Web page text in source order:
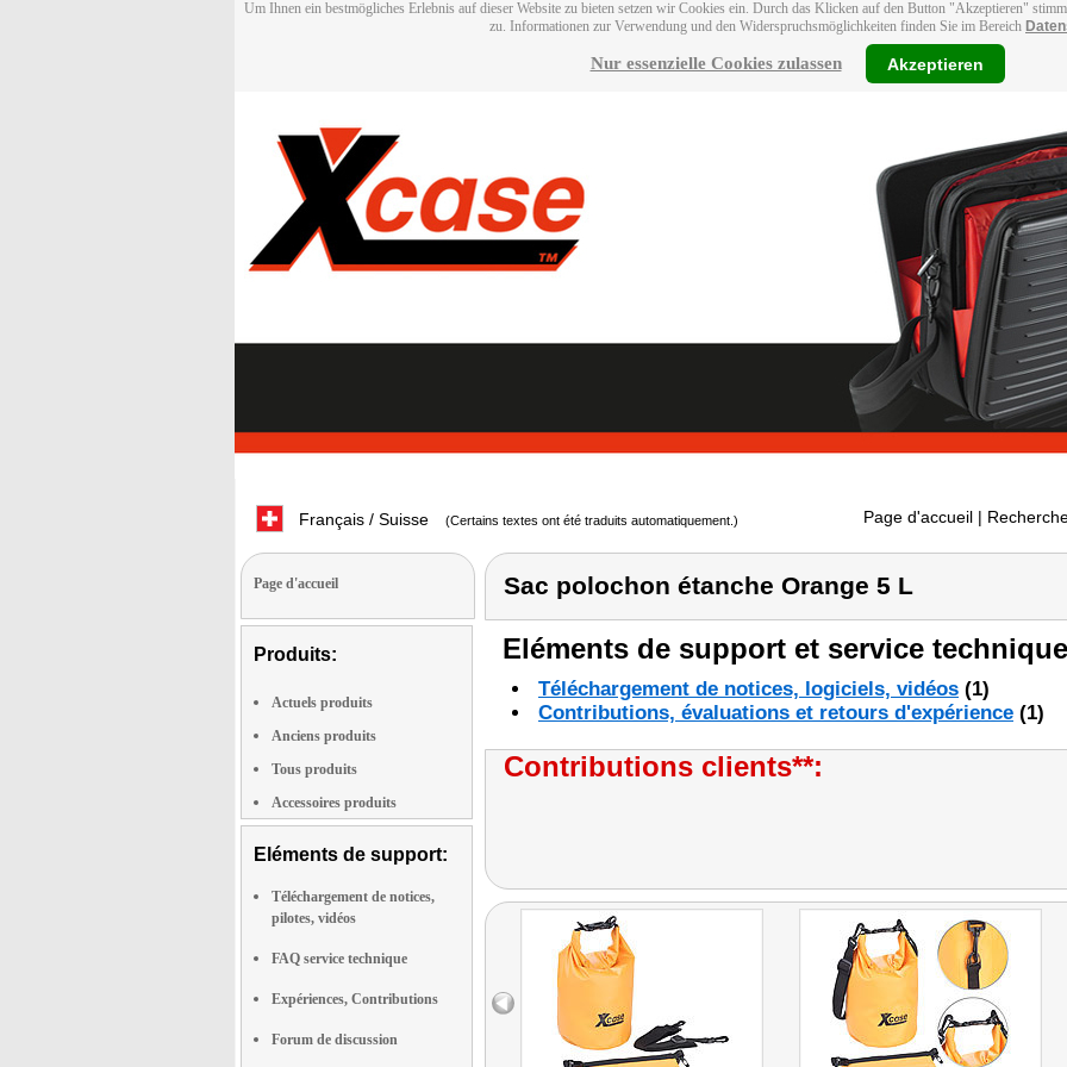
Um Ihnen ein bestmögliches Erlebnis auf dieser Website zu bieten setzen wir Cookies ein. Durch das Klicken auf den Button "Akzeptieren"
zu. Informationen zur Verwendung und den Widerspruchsmöglichkeiten finden Sie im Bereich
Nur essenzielle Cookies zulassen Akzeptieren
Français / Suisse (Certains textes ont été traduits automatiquement.) Page d'accueil |
Page d'accueil
Produits:
Actuels produits
Anciens produits
Tous produits
Accessoires produits
Eléments de support:
Téléchargement de notices,
pilotes, vidéos
FAQ service technique
Expériences, Contributions
Forum de discussion
Sac polochon étanche Orange 5 L
Eléments de support et service
Téléchargement de notices, logiciels, vidéos (1)
Contributions, évaluations et retours d'expérience (1)
Contributions clients**: